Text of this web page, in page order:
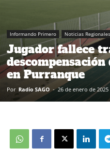
Informando Primero Noticias Regionales
Jugador fallece
en Purranque
Por Radio SAGO - 26 de enero de 2025